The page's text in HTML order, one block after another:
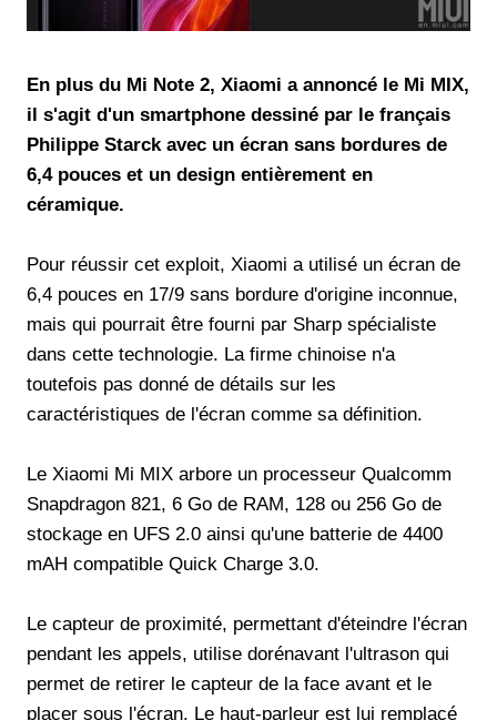
En plus du Mi Note 2, Xiaomi a annoncé le Mi MIX,
il s'agit d'un smartphone dessiné par le français
Philippe Starck avec un écran sans bordures de
6,4 pouces et un design entièrement en
céramique.
Pour réussir cet exploit, Xiaomi a utilisé un écran de
6,4 pouces en 17/9 sans bordure d'origine inconnue,
mais qui pourrait être fourni par Sharp spécialiste
dans cette technologie. La firme chinoise n'a
toutefois pas donné de détails sur les
caractéristiques de l'écran comme sa définition.
Le Xiaomi Mi MIX arbore un processeur Qualcomm
Snapdragon 821, 6 Go de RAM, 128 ou 256 Go de
stockage en UFS 2.0 ainsi qu'une batterie de 4400
mAH compatible Quick Charge 3.0.
Le capteur de proximité, permettant d'éteindre l'écran
pendant les appels, utilise dorénavant l'ultrason qui
permet de retirer le capteur de la face avant et le
placer sous l'écran. Le haut-parleur est lui remplacé